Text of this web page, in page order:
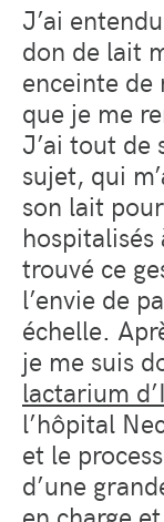
J’ai
don de lait
enceinte de
que je me
J’ai tout de
sujet, qui
son lait
hospitalisés
trouvé ce
l’envie de
échelle.
je me suis
lactarium
l’hôpital
et le
d’une
en charge